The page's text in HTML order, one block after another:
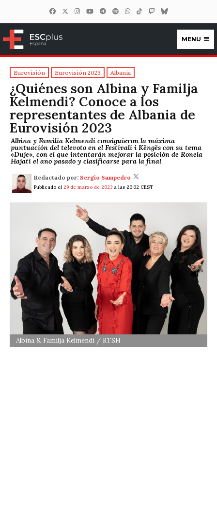
ESCplus España
MENU
Eurovisión Eurovisión 2023 Albania
¿Quiénes son Albina y Familja
Kelmendi? Conoce a los
representantes de Albania de
Eurovisión 2023
Albina y Familia Kelmendi consiguieron la máxima
puntuación del televoto en el Festivali i Këngës con su tema
«Duje», con el que intentarán mejorar la posición de Ronela
Hajati el año pasado y clasificarse para la final
Redactado por: Sergio Sampedro
Publicado el 29 de marzo de 2023 a las 20:02 CEST
Albina & Familja Kelmendi / RTSH